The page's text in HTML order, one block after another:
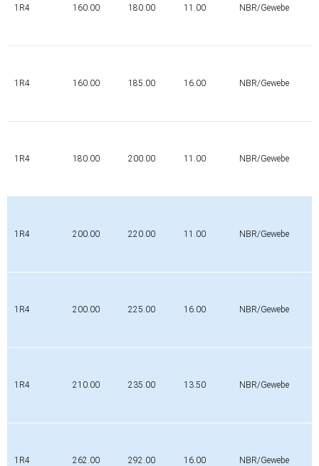
1R4 160.00 180.00 11.00 NBR/Gewebe
1R4 160.00 185.00 16.00 NBR/Gewebe
1R4 180.00 200.00 11.00 NBR/Gewebe
1R4 200.00 220.00 11.00 NBR/Gewebe
1R4 200.00 225.00 16.00 NBR/Gewebe
1R4 210.00 235.00 13.50 NBR/Gewebe
1R4 262.00 292.00 16.00 NBR/Gewebe